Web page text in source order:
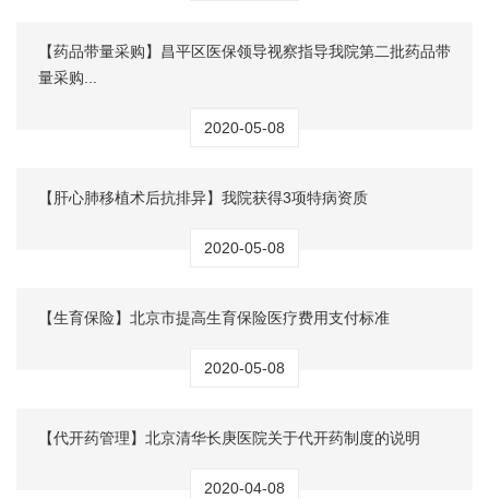
【药品带量采购】昌平区医保领导视察指导我院第二批药品带
量采购...
2020-05-08
【肝心肺移植术后抗排异】我院获得3项特病资质
2020-05-08
【生育保险】北京市提高生育保险医疗费用支付标准
2020-05-08
【代开药管理】北京清华长庚医院关于代开药制度的说明
2020-04-08